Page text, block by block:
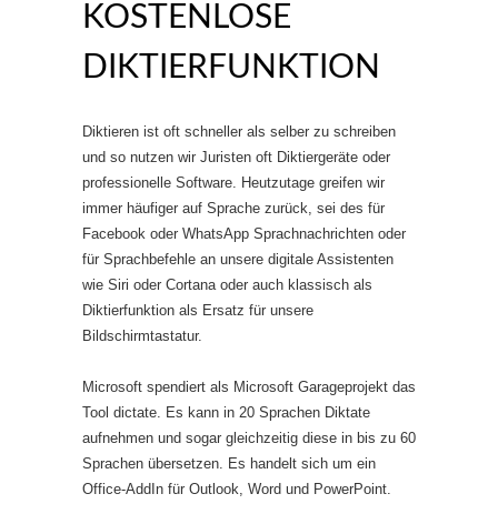
KOSTENLOSE
DIKTIERFUNKTION
Diktieren ist oft schneller als selber zu schreiben
und so nutzen wir Juristen oft Diktiergeräte oder
professionelle Software. Heutzutage greifen wir
immer häufiger auf Sprache zurück, sei des für
Facebook oder WhatsApp Sprachnachrichten oder
für Sprachbefehle an unsere digitale Assistenten
wie Siri oder Cortana oder auch klassisch als
Diktierfunktion als Ersatz für unsere
Bildschirmtastatur.
Microsoft spendiert als Microsoft Garageprojekt das
Tool dictate. Es kann in 20 Sprachen Diktate
aufnehmen und sogar gleichzeitig diese in bis zu 60
Sprachen übersetzen. Es handelt sich um ein
Office-AddIn für Outlook, Word und PowerPoint.